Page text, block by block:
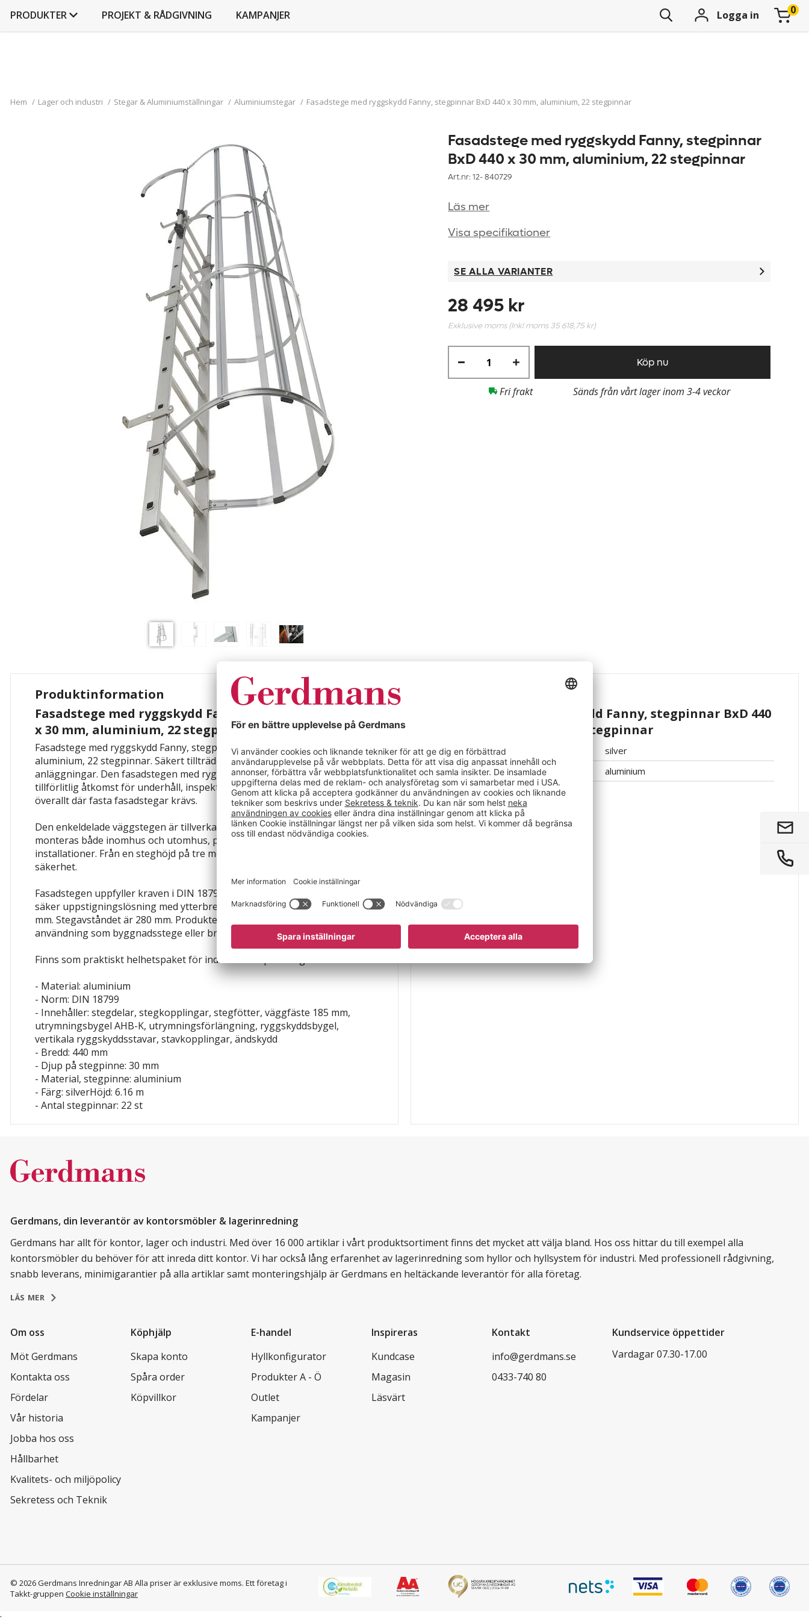
PRODUKTER PROJEKT & RÅDGIVNING KAMPANJER Logga in
Hem / Lager och industri / Stegar & Aluminiumställningar / Aluminiumstegar / Fasadstege med ryggskydd Fanny, stegpinnar BxD 440 x 30 mm, aluminium, 22 stegpinnar
Fasadstege med ryggskydd Fanny, stegpinnar
BxD 440 x 30 mm, aluminium, 22 stegpinnar
Art.nr: 12-840729
Läs mer
Visa specifikationer
SE ALLA VARIANTER
28 495 kr
Exklusive moms (Inkl moms35 618,75 kr)
Köp nu
Fri frakt Sänds från vårt lager inom 3-4 veckor
Produktinformation
Fasadstege med ryggskydd Fanny, stegpinnar BxD 440
x 30 mm, aluminium, 22 stegpinnar
Fasadstege med ryggskydd Fanny, stegpinnar BxD 440 x 30 mm,
aluminium, 22 stegpinnar. Säkert tillträde på höjd vid fasader och
anläggningar. Den fasadstegen med ryggskydd av typen ALM ger
tillförlitlig åtkomst för underhåll, inspektioner och utrymningsvägar –
överallt där fasta fasadstegar krävs.
Den enkeldelade väggstegen är tillverkad av robust aluminium och kan
monteras både inomhus och utomhus, på byggnader och tekniska
installationer. Från en steghöjd på tre meter krävs ryggskydd för extra
säkerhet.
Fasadstegen uppfyller kraven i DIN 18799 och erbjuder en bekväm och
säker uppstigningslösning med ytterbredden 490 mm och innermåttet 450
mm. Stegavståndet är 280 mm. Produkten är idealisk för professionell
användning som byggnadsstege eller brandstege.
Finns som praktiskt helhetspaket för individuell anpassning.
- Material: aluminium
- Norm: DIN 18799
- Innehåller: stegdelar, stegkopplingar, stegfötter, väggfäste 185 mm,
utrymningsbygel AHB-K, utrymningsförlängning, ryggskyddsbygel,
vertikala ryggskyddsstavar, stavkopplingar, ändskydd
- Bredd: 440 mm
- Djup på stegpinne: 30 mm
- Material, stegpinne: aluminium
- Färg: silverHöjd: 6.16 m
- Antal stegpinnar: 22 st
Fasadstege med ryggskydd Fanny, stegpinnar BxD 440
x 30 mm, aluminium, 22 stegpinnar
Färg
silver
Material
aluminium
Gerdmans, din leverantör av kontorsmöbler & lagerinredning
Gerdmans har allt för kontor, lager och industri. Med över 16 000 artiklar i vårt produktsortiment finns det mycket att välja bland. Hos oss hittar du till exempel alla
kontorsmöbler du behöver för att inreda ditt kontor. Vi har också lång erfarenhet av lagerinredning som hyllor och hyllsystem för industri. Med professionell rådgivning,
snabb leverans, minimigarantier på alla artiklar samt monteringshjälp är Gerdmans en heltäckande leverantör för alla företag.
LÄS MER
Om oss
Möt Gerdmans
Kontakta oss
Fördelar
Vår historia
Jobba hos oss
Hållbarhet
Kvalitets- och miljöpolicy
Sekretess och Teknik
Köphjälp
Skapa konto
Spåra order
Köpvillkor
E-handel
Hyllkonfigurator
Produkter A - Ö
Outlet
Kampanjer
Inspireras
Kundcase
Magasin
Läsvärt
Kontakt
info@gerdmans.se
0433-740 80
Kundservice öppettider
Vardagar 07.30-17.00
© 2026 Gerdmans Inredningar AB Alla priser är exklusive moms. Ett företag i
Takkt-gruppen Cookie inställningar